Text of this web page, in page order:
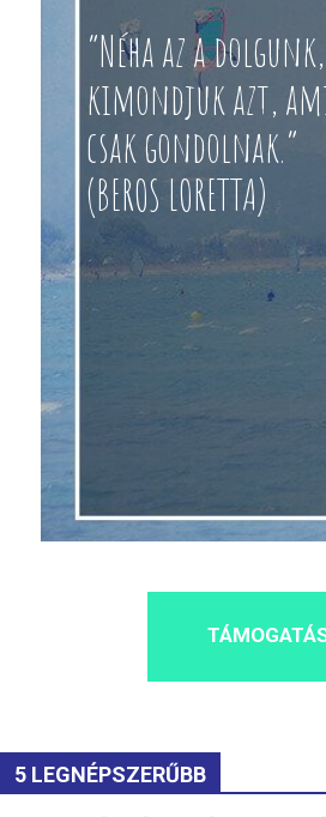
“Néha az a
kimondjuk azt,
csak gondolnak.”
(BEROS LORETTA)
5 LEGNÉPSZERŰBB